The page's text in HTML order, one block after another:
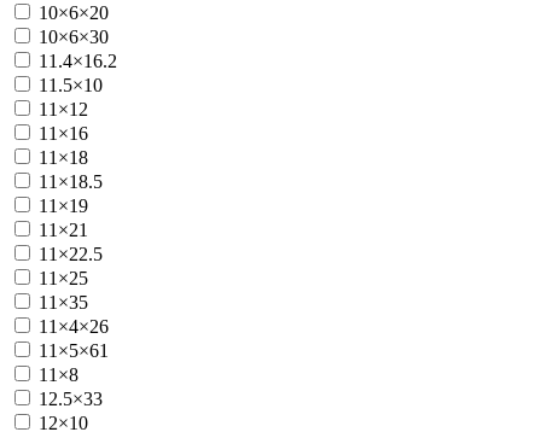
10×6×20
10×6×30
11.4×16.2
11.5×10
11×12
11×16
11×18
11×18.5
11×19
11×21
11×22.5
11×25
11×35
11×4×26
11×5×61
11×8
12.5×33
12×10